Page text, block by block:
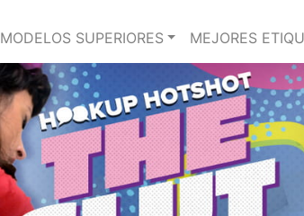
MODELOS SUPERIORES MEJORES